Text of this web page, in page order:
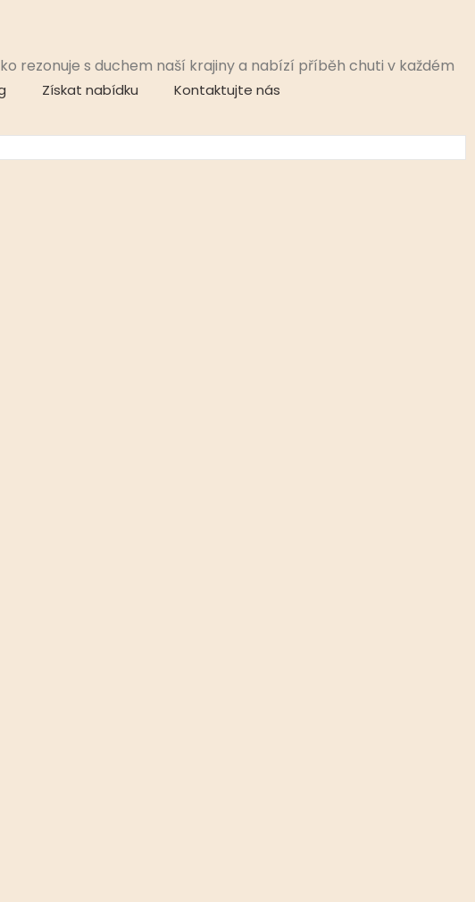
Získat nabídku Kontaktujte nás
rezonuje s duchem naší krajiny a nabízí příběh chuti v každém